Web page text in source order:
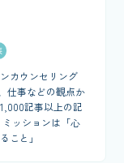
カウンセリング
仕事などの観点か
記事以上の記
ッションは「心
こと」